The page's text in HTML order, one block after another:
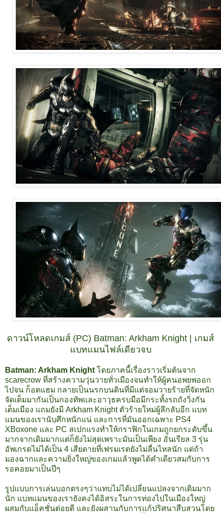
ดาวน์โหลดเกมส์ (PC) Batman: Arkham Knight | เกมส์
แบทแมนไฟล์เดียวจบ
Batman: Arkham Knight โดยภาคนี้เรื่องราวเริ่มต้นจาก
scarecrow ที่สร้างความวุ่นวายทั่วเมืองจนทำให้ผู้คนอพยพออก
ไปจน ก็อตแฮม กลายเป็นนรกบนดินที่มีแต่จอมวายร้ายที่จัดหนัก
จัดเต็มมากันเป็นกองทัพและอาวุธครบมือมีกระทั้งรถถังวิ่งกัน
เต็มเมือง แถมยังมี Arkham Knight ตัวร้ายใหม่ผู้ลึกลับอีก แบท
แมนของเรานับศึกหนักแน่ และการที่มันออกเฉพาะ PS4
XBoxone และ PC สเปกแรงทำให้กราฟิกในเกมถูกยกระดับขึ้น
มากจากเดิมมากแต่ก็ยังไม่สุดเพราะมันเป็นเพียง อันเรียล 3 รุ่น
อัพเกรดไม่ได้เป็น 4 เสียดายที่เฟรมเรตยังไม่ลื่นไหลนัก แต่ถ้า
มองฉากและความยิ่งใหญ่ของเกมแล้วพูดได้คำเดียวสมกับการ
รอคอยมาเป็นปีๆ
รูปแบบการเล่นบอกตรงๆว่าแทบไม่ได้เปลี่ยนแปลงจากเดิมมาก
นัก แบทแมนของเรายังคงได้อิสระในการท่องไปในเมืองใหญ่
ผสมกับแอ็คชั่นต่อยตี และยังผสานกับการแก้ปริศนาสืบสวนโดย